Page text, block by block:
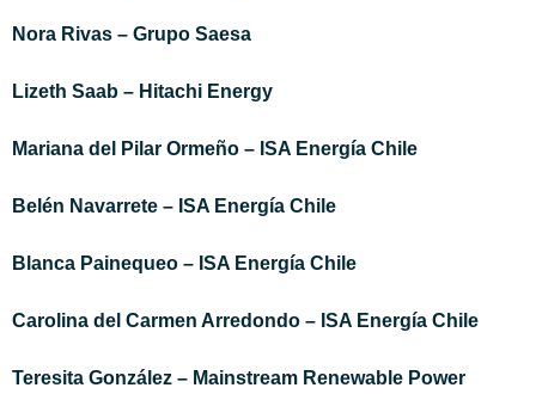
Nora Rivas – Grupo Saesa
Lizeth Saab – Hitachi Energy
Mariana del Pilar Ormeño – ISA Energía Chile
Belén Navarrete – ISA Energía Chile
Blanca Painequeo – ISA Energía Chile
Carolina del Carmen Arredondo – ISA Energía Chile
Teresita González – Mainstream Renewable Power